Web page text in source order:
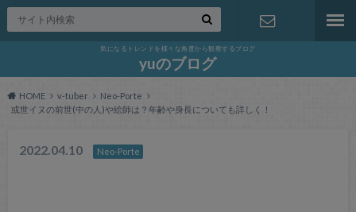
気になるトレンドを様々な角度から観察するブログ
yuのブログ
HOME v-tuber
Neo-Porte
或世イヌの前世(中の人)や絵師は？年齢や身長についても詳しく！
2022.04.10 Neo-Porte